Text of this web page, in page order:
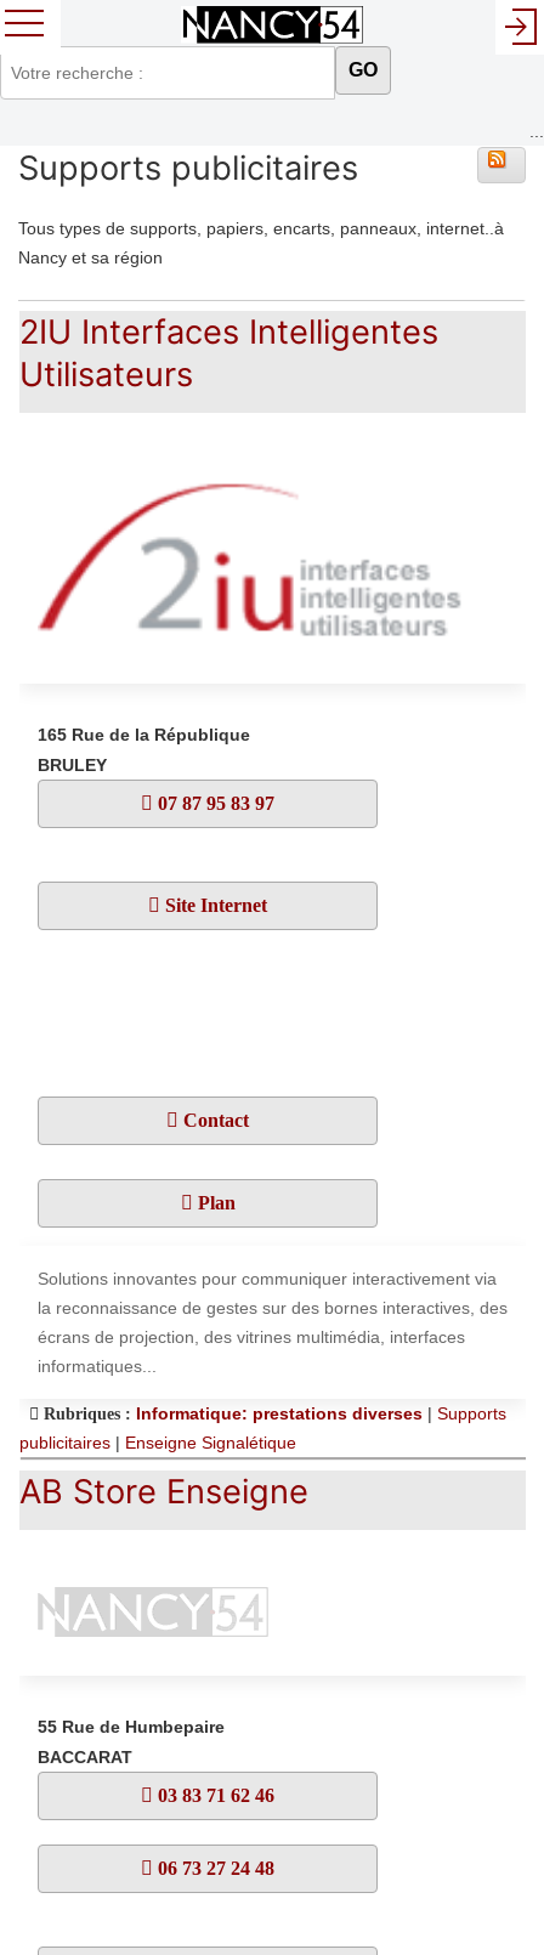
GO
Supports publicitaires
Tous types de supports, papiers, encarts, panneaux, internet..à
Nancy et sa région
2IU Interfaces Intelligentes
Utilisateurs
165 Rue de la République
BRULEY
07 87 95 83 97
Site Internet
Contact
Plan
Solutions innovantes pour communiquer interactivement via
la reconnaissance de gestes sur des bornes interactives, des
écrans de projection, des vitrines multimédia, interfaces
informatiques...
Rubriques : Informatique: prestations diverses | Supports
publicitaires | Enseigne Signalétique
AB Store Enseigne
55 Rue de Humbepaire
BACCARAT
03 83 71 62 46
06 73 27 24 48